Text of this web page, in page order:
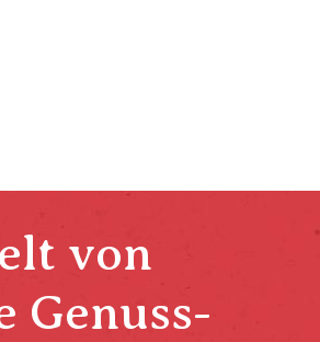
von
Genuss-